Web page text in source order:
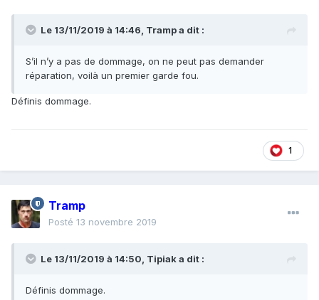
Le 13/11/2019 à 14:46, Trampa dit :
S’il n’y a pas de dommage, on ne peut pas demander
réparation, voilà un premier garde fou.
Définis dommage.
1
Tramp
Posté 13 novembre 2019
Le 13/11/2019 à 14:50, Tipiaka dit :
Définis dommage.